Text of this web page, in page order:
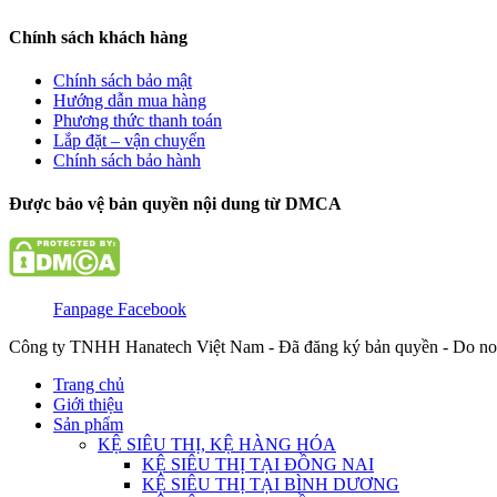
Chính sách khách hàng
Chính sách bảo mật
Hướng dẫn mua hàng
Phương thức thanh toán
Lắp đặt – vận chuyển
Chính sách bảo hành
Được bảo vệ bản quyền nội dung từ DMCA
Fanpage Facebook
Công ty TNHH Hanatech Việt Nam - Đã đăng ký bản quyền - Do
Trang chủ
Giới thiệu
Sản phẩm
KỆ SIÊU THỊ, KỆ HÀNG HÓA
KỆ SIÊU THỊ TẠI ĐỒNG NAI
KỆ SIÊU THỊ TẠI BÌNH DƯƠNG